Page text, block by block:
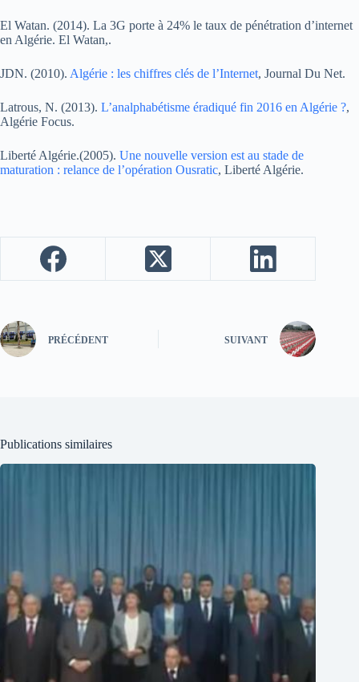
El Watan. (2014). La 3G porte à 24% le taux de pénétration d’internet
en Algérie. El Watan,.
JDN. (2010). Algérie : les chiffres clés de l’Internet, Journal Du Net.
Latrous, N. (2013). L’analphabétisme éradiqué fin 2016 en Algérie ?,
Algérie Focus.
Liberté Algérie.(2005). Une nouvelle version est au stade de
maturation : relance de l’opération Ousratic, Liberté Algérie.
PRÉCÉDENT SUIVANT
Publications similaires